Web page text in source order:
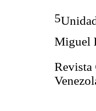
5
Miguel
Revista